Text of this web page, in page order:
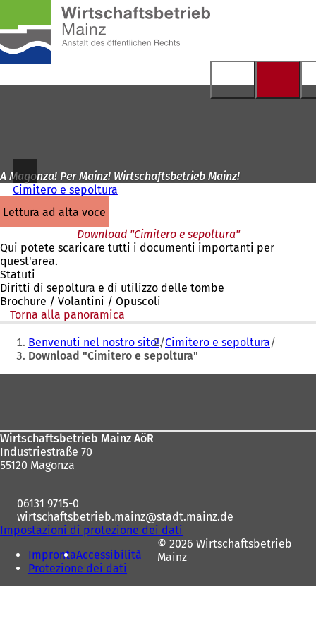
Vai al contenuto
iniziale
A Magonza! Per Mainz! Wirtschaftsbetrieb Mainz!
Cimitero e sepoltura
lettura ad alta voce
Download "Cimitero e sepoltura"
Qui potete scaricare tutti i documenti importanti per
quest'area.
Statuti
Diritti di sepoltura e di utilizzo delle tombe
Brochure / Volantini / Opuscoli
Torna alla panoramica
Siete
qui:
Benvenuti nel nostro sito! Cimitero e sepoltura
Download "Cimitero e sepoltura"
Wirtschaftsbetrieb Mainz AöR
Industriestraße 70
55120 Magonza
06131 9715-0
wirtschaftsbetrieb.mainz
stadt.mainz de
Impostazioni di protezione dei dati
ImprontaAccessibilità
Protezione dei dati
© 2026 Wirtschaftsbetrieb
Mainz